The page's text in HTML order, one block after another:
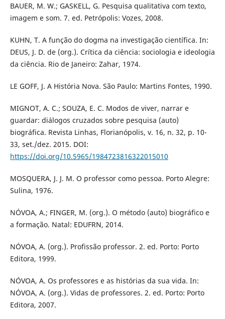
BAUER, M. W.; GASKELL, G. Pesquisa qualitativa com texto,
imagem e som. 7. ed. Petrópolis: Vozes, 2008.
KUHN, T. A função do dogma na investigação científica. In:
DEUS, J. D. de (org.). Crítica da ciência: sociologia e ideologia
da ciência. Rio de Janeiro: Zahar, 1974.
LE GOFF, J. A História Nova. São Paulo: Martins Fontes, 1990.
MIGNOT, A. C.; SOUZA, E. C. Modos de viver, narrar e
guardar: diálogos cruzados sobre pesquisa (auto)
biográfica. Revista Linhas, Florianópolis, v. 16, n. 32, p. 10-
33, set./dez. 2015. DOI:
https://doi.org/10.5965/1984723816322015010
MOSQUERA, J. J. M. O professor como pessoa. Porto Alegre:
Sulina, 1976.
NÓVOA, A.; FINGER, M. (org.). O método (auto) biográfico e
a formação. Natal: EDUFRN, 2014.
NÓVOA, A. (org.). Profissão professor. 2. ed. Porto: Porto
Editora, 1999.
NÓVOA, A. Os professores e as histórias da sua vida. In:
NÓVOA, A. (org.). Vidas de professores. 2. ed. Porto: Porto
Editora, 2007.